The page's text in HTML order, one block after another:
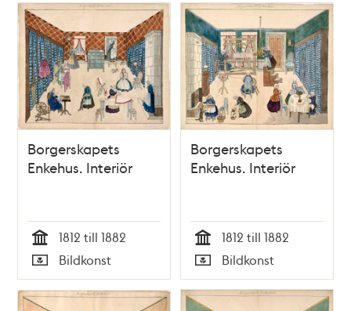
Borgerskapets
Enkehus. Interiör
Tid
1812 till 1882
Typ
Bildkonst
Borgerskapets
Enkehus. Interiör
Tid
1812 till 1882
Typ
Bildkonst